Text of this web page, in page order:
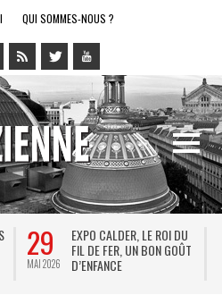
QUI SOMMES-NOUS ?
29
MAI 2026
EXPO CALDER, LE ROI DU
FIL DE FER, UN BON GOÛT
D’ENFANCE